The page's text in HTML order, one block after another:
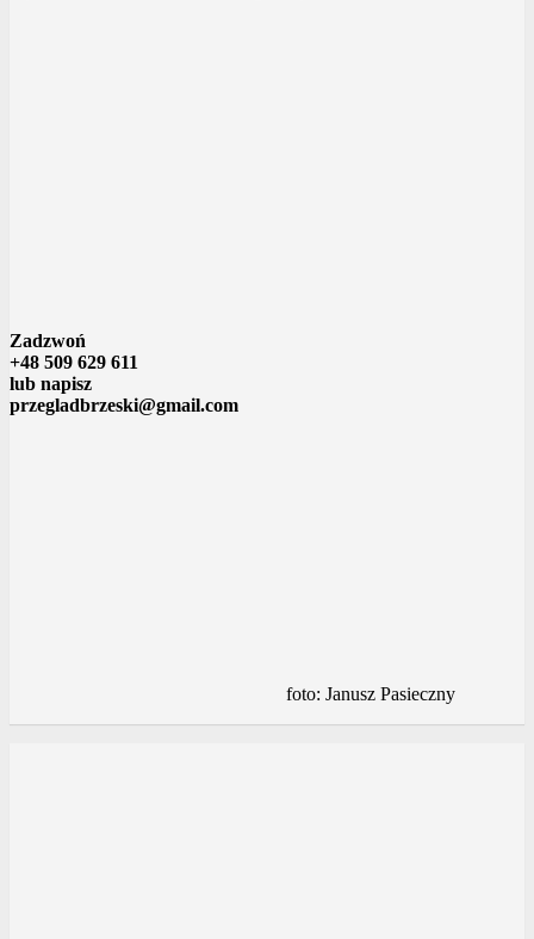
Zadzwoń
+48 509 629 611
lub napisz
przegladbrzeski@gmail.com
foto: Janusz Pasieczny